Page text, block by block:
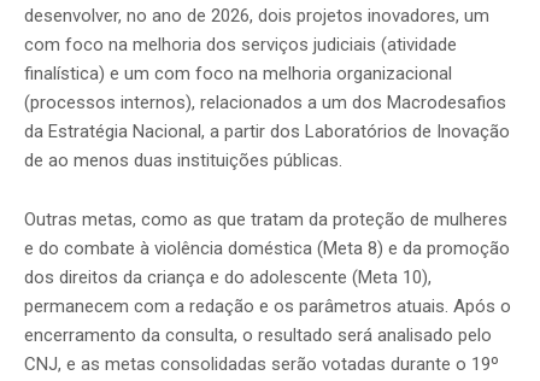
desenvolver, no ano de 2026, dois projetos inovadores, um
com foco na melhoria dos serviços judiciais (atividade
finalística) e um com foco na melhoria organizacional
(processos internos), relacionados a um dos Macrodesafios
da Estratégia Nacional, a partir dos Laboratórios de Inovação
de ao menos duas instituições públicas.
Outras metas, como as que tratam da proteção de mulheres
e do combate à violência doméstica (Meta 8) e da promoção
dos direitos da criança e do adolescente (Meta 10),
permanecem com a redação e os parâmetros atuais. Após o
encerramento da consulta, o resultado será analisado pelo
CNJ, e as metas consolidadas serão votadas durante o 19º